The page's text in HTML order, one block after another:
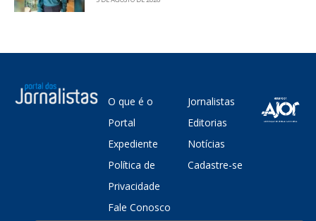
O que é o
Portal
Expediente
Política de
Privacidade
Fale Conosco
Jornalistas
Editorias
Notícias
Cadastre-se